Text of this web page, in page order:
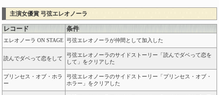
主演女優賞 弓弦エレオノーラ
レコード 条件
エレオノーラ ON STAGE 弓弦エレオノーラが仲間として加入した
読んでダベって恋をして
弓弦エレオノーラのサイドストーリー「読んでダベって恋を
して」をクリアした
プリンセス・オブ・ホラ
ー
弓弦エレオノーラのサイドストーリー「プリンセス・オブ・
ホラー」をクリアした